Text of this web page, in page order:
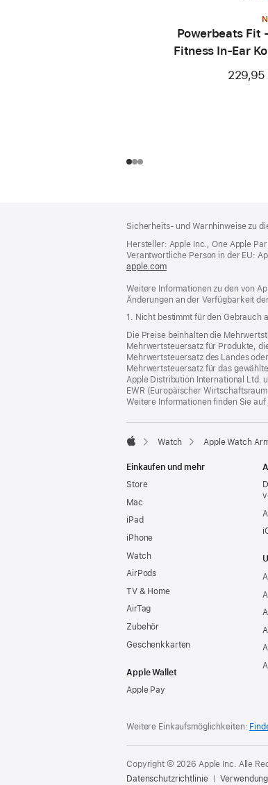
Powerbeats Fit
Fitness In-Ear
sicherem Sitz -
229,95
Sicherheits- und Warnhinweise zu
Hersteller: Apple Inc., One Apple
Verantwortliche Person in der EU:
apple.com(öffnet
neues
Fenster)
Weitere Informationen zu den von
Änderungen an der Verfügbarkeit
1. Nicht bestimmt für den Gebrauch
Die Preise beinhalten die
Mehrwertsteuersatz für Produkte,
Mehrwertsteuersatz des Landes
Mehrwertsteuersatz für das
Apple Distribution International Ltd.
EWR (Europäischer
Weitere Informationen finden Sie auf
Watch Apple Watch
Einkaufen und mehr
Store
Mac
iPad
iPhone
Watch
AirPods
TV & Home
AirTag
Zubehör
Geschenkkarten
Apple Wallet
Apple Pay
Weitere Einkaufsmöglichkeiten:
Copyright © 2026 Apple Inc. Alle
Datenschutzrichtlinie